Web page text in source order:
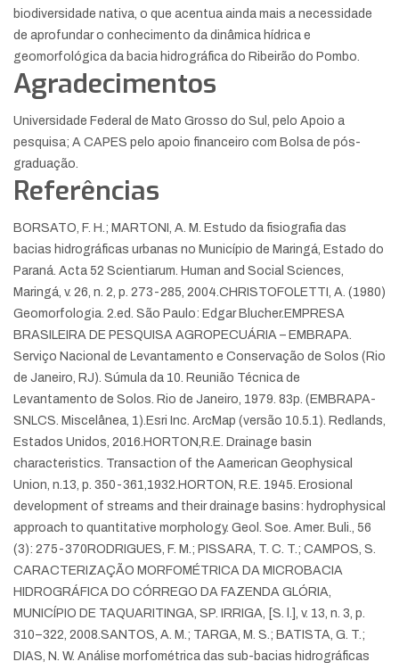
biodiversidade nativa, o que acentua ainda mais a necessidade
de aprofundar o conhecimento da dinâmica hídrica e
geomorfológica da bacia hidrográfica do Ribeirão do Pombo.
Agradecimentos
Universidade Federal de Mato Grosso do Sul, pelo Apoio a
pesquisa; A CAPES pelo apoio financeiro com Bolsa de pós-
graduação.
Referências
BORSATO, F. H.; MARTONI, A. M. Estudo da fisiografia das
bacias hidrográficas urbanas no Município de Maringá, Estado do
Paraná. Acta 52 Scientiarum. Human and Social Sciences,
Maringá, v. 26, n. 2, p. 273-285, 2004.CHRISTOFOLETTI, A. (1980)
Geomorfologia. 2.ed. São Paulo: Edgar Blucher. EMPRESA
BRASILEIRA DE PESQUISA AGROPECUÁRIA – EMBRAPA.
Serviço Nacional de Levantamento e Conservação de Solos (Rio
de Janeiro, RJ). Súmula da 10. Reunião Técnica de
Levantamento de Solos. Rio de Janeiro, 1979. 83p. (EMBRAPA-
SNLCS. Miscelânea, 1). Esri Inc. ArcMap (versão 10.5.1). Redlands,
Estados Unidos, 2016. HORTON,R.E. Drainage basin
characteristics. Transaction of the Aamerican Geophysical
Union, n.13, p. 350-361,1932. HORTON, R.E. 1945. Erosional
development of streams and their drainage basins: hydrophysical
approach to quantitative morphology. Geol. Soe. Amer. Buli., 56
(3): 275-370 RODRIGUES, F. M.; PISSARA, T. C. T.; CAMPOS, S.
CARACTERIZAÇÃO MORFOMÉTRICA DA MICROBACIA
HIDROGRÁFICA DO CÓRREGO DA FAZENDA GLÓRIA,
MUNICÍPIO DE TAQUARITINGA, SP. IRRIGA, [S. l.], v. 13, n. 3, p.
310–322, 2008.SANTOS, A. M.; TARGA, M. S.; BATISTA, G. T.;
DIAS, N. W. Análise morfométrica das sub-bacias hidrográficas